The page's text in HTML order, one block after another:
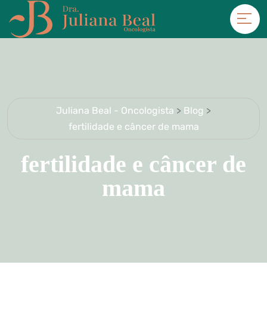
Juliana Beal - Oncologista > Blog >
fertilidade e câncer de mama
fertilidade e câncer de
mama